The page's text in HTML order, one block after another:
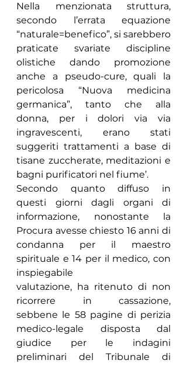
Nella menzionata struttura,
secondo l’errata equazione
“naturale=benefico”, si sarebbero
praticate svariate discipline
olistiche dando promozione
anche a pseudo-cure, quali la
pericolosa “Nuova medicina
germanica”, tanto che alla
donna, per i dolori via via
ingravescenti, erano stati
suggeriti trattamenti a base di
tisane zuccherate, meditazioni e
bagni purificatori nel fiume’.
Secondo quanto diffuso in
questi giorni dagli organi di
informazione, nonostante la
Procura avesse chiesto 16 anni di
condanna per il maestro
spirituale e 14 per il medico, con
inspiegabile
valutazione, ha ritenuto di non
ricorrere in cassazione,
sebbene le 58 pagine di perizia
medico-legale disposta dal
giudice per le indagini
preliminari del Tribunale di